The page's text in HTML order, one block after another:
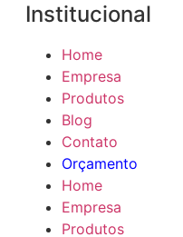
Institucional
Home
Empresa
Produtos
Blog
Contato
Orçamento
Home
Empresa
Produtos